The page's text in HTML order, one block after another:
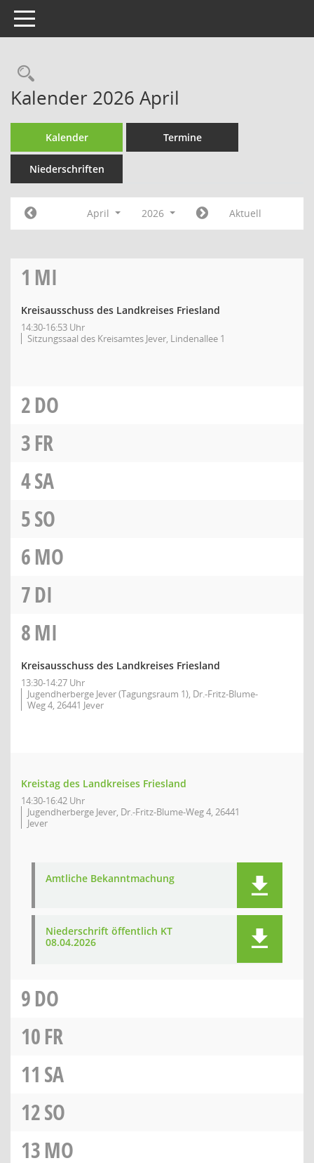
Toggle navigation
Rechercheauswahl
Kalender 2026 April
Kalender Termine
Niederschriften
April 2026 Aktuell
1 MI
Kreisausschuss des Landkreises Friesland
14:30-16:53 Uhr
Sitzungssaal des Kreisamtes Jever, Lindenallee 1
2DO
3FR
4SA
5SO
6MO
7DI
8MI
Kreisausschuss des Landkreises Friesland
13:30-14:27 Uhr
Jugendherberge Jever (Tagungsraum 1), Dr.-Fritz-Blume-
Weg 4, 26441 Jever
Kreistag des Landkreises Friesland
14:30-16:42 Uhr
Jugendherberge Jever, Dr.-Fritz-Blume-Weg 4, 26441
Jever
Amtliche Bekanntmachung
Niederschrift öffentlich KT
08.04.2026
9DO
10FR
11 SA
12SO
13MO